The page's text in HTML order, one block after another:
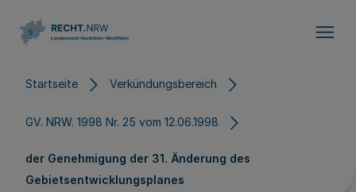
Startseite Verkündungsbereich
GV. NRW. 1998 Nr. 25 vom 12.06.1998
der Genehmigung der 31. Änderung des
Gebietsentwicklungsplanes